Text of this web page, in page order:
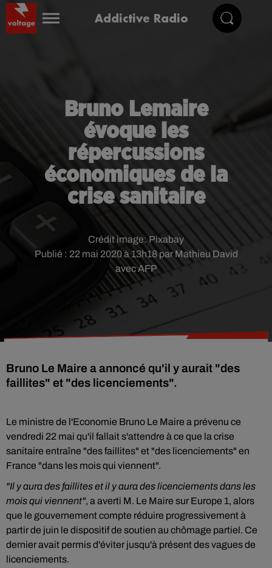
Addictive Radio
Bruno Lemaire
évoque les
répercussions
économiques de la
crise sanitaire
Publié : 22 mai 2020 à 13h18 par Mathieu David
avec AFP
Crédit image:Pixabay
Bruno Le Maire a annoncé qu'il y aurait "des
faillites" et "des licenciements".
Le ministre de l'Economie Bruno Le Maire a prévenu ce
vendredi 22 mai qu'il fallait s'attendre à ce que la crise
sanitaire entraîne "des faillites" et "des licenciements" en
France "dans les mois qui viennent".
"Il y aura des faillites et il y aura des licenciements dans les
mois qui viennent", a averti M. Le Maire sur Europe 1, alors
que le gouvernement compte réduire progressivement à
partir de juin le dispositif de soutien au chômage partiel. Ce
dernier avait permis d'éviter jusqu'à présent des vagues de
licenciements.